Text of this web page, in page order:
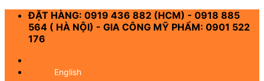
Skip
content
ĐẶT HÀNG: 0919 436 882 (HCM) - 0918 885
564 ( HÀ NỘI) - GIA CÔNG MỸ PHẨM: 0901 522
176
English